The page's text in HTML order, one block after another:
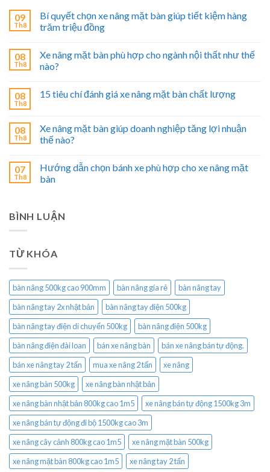
09
Th8
Bí quyết chọn xe nâng mặt bàn giúp tiết kiệm hàng
trăm triệu đồng
08
Th8
Xe nâng mặt bàn phù hợp cho ngành nội thất như thế
nào?
08
Th8
15 tiêu chí đánh giá xe nâng mặt bàn chất lượng
08
Th8
Xe nâng mặt bàn giúp doanh nghiệp tăng lợi nhuận
thế nào?
07
Th8
Hướng dẫn chọn bánh xe phù hợp cho xe nâng mặt
bàn
BÌNH LUẬN
TỪ KHÓA
bàn nâng 500kg cao 900mm bàn nâng gía rẻ
bàn nâng tay
bàn nâng tay 2x nhật bản
bàn nâng tay điện 500kg
bàn nâng tay điện di chuyển 500kg
bàn nâng điện 500kg
bàn nâng điện đài loan
bán xe nâng bàn
bán xe nâng bán tự động.
bán xe nâng tay 2 tấn
mua xe nâng 2 tấn
xe nâng
xe nâng bàn 500kg
xe nâng bàn nhật bản
xe nâng bàn nhật bản 800kg cao 1m5
xe nâng bán tự động 1500kg 3m
xe nâng bán tự động đi bộ 1500kg cao 3m
xe nâng cây cảnh 800kg cao 1m5
xe nâng mặt bàn 500kg
xe nâng mặt bàn 800kg cao 1m5
xe nâng tay 2 tấn